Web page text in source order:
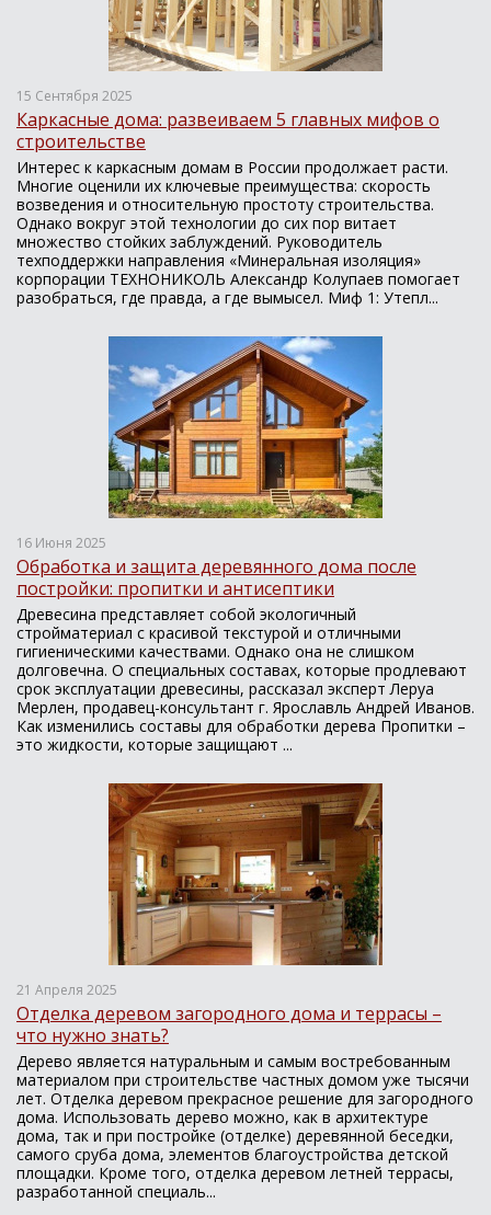
15 Сентября 2025
Каркасные дома: развеиваем 5 главных мифов о
строительстве
Интерес к каркасным домам в России продолжает расти.
Многие оценили их ключевые преимущества: скорость
возведения и относительную простоту строительства.
Однако вокруг этой технологии до сих пор витает
множество стойких заблуждений. Руководитель
техподдержки направления «Минеральная изоляция»
корпорации ТЕХНОНИКОЛЬ Александр Колупаев помогает
разобраться, где правда, а где вымысел. Миф 1: Утепл...
16 Июня 2025
Обработка и защита деревянного дома после
постройки: пропитки и антисептики
Древесина представляет собой экологичный
стройматериал с красивой текстурой и отличными
гигиеническими качествами. Однако она не слишком
долговечна. О специальных составах, которые продлевают
срок эксплуатации древесины, рассказал эксперт Леруа
Мерлен, продавец-консультант г. Ярославль Андрей Иванов.
Как изменились составы для обработки дерева Пропитки –
это жидкости, которые защищают ...
21 Апреля 2025
Отделка деревом загородного дома и террасы –
что нужно знать?
Дерево является натуральным и самым востребованным
материалом при строительстве частных домом уже тысячи
лет. Отделка деревом прекрасное решение для загородного
дома. Использовать дерево можно, как в архитектуре
дома, так и при постройке (отделке) деревянной беседки,
самого сруба дома, элементов благоустройства детской
площадки. Кроме того, отделка деревом летней террасы,
разработанной специаль...